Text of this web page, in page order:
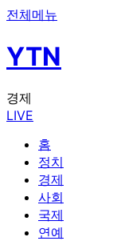
전체메뉴
YTN
경제
LIVE
홈
정치
경제
사회
국제
연예